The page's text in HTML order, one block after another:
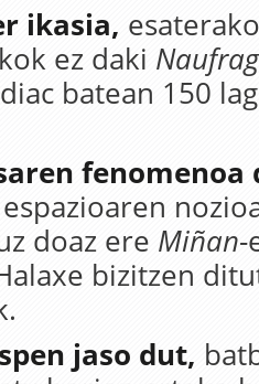
ikasia,
ez daki
batean 150
fenomenoa
doaz ere Miñan-
bizitzen
jaso dut,